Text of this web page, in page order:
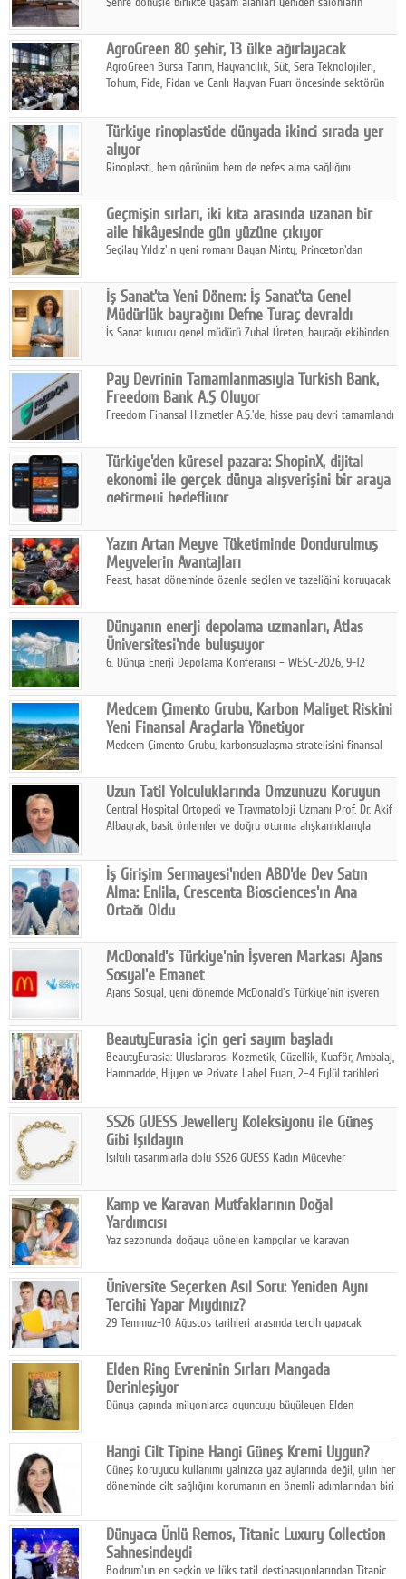
sonbaharın tasarım kodlarını açıklıyor.
AgroGreen 80 şehir, 13 ülke ağırlayacak
AgroGreen Bursa Tarım, Hayvancılık, Süt, Sera Teknolojileri,
Tohum, Fide, Fidan ve Canlı Hayvan Fuarı öncesinde sektörün
Türkiye rinoplastide dünyada ikinci sırada yer
alıyor
Rinoplasti, hem görünüm hem de nefes alma sağlığını
biri konumunda.
Geçmişin sırları, iki kıta arasında uzanan bir
aile hikâyesinde gün yüzüne çıkıyor
Seçilay Yıldız'ın yeni romanı Bayan Minty, Princeton'dan
katmanlı bir aile hikâyesi anlatıyor.
İş Sanat'ta Yeni Dönem: İş Sanat'ta Genel
Müdürlük bayrağını Defne Turaç devraldı
İş Sanat kurucu genel müdürü Zuhal Üreten, bayrağı ekibinden
Pay Devrinin Tamamlanmasıyla Turkish Bank,
Freedom Bank A.Ş Oluyor
Freedom Finansal Hizmetler A.Ş.'de, hisse pay devri tamamlandı
Turkish Bank'ın ticaret unvanının “Freedom Bank A.Ş.” olmasına
karar verildi.
Türkiye'den küresel pazara: ShopinX, dijital
ekonomi ile gerçek dünya alışverişini bir araya
getirmeyi hedefliyor
ekonomi ile gerçek dünya alışveriş deneyimi arasında köprü
kurmayı hedefleyen vizyonuyla uluslararası pazarlara açılıyor.
Yazın Artan Meyve Tüketiminde Dondurulmuş
Meyvelerin Avantajları
Feast, hasat döneminde özenle seçilen ve tazeliğini koruyacak
pratik, güvenilir ve lezzetli bir alternatif sunuyor.
Dünyanın enerji depolama uzmanları, Atlas
Üniversitesi'nde buluşuyor
6. Dünya Enerji Depolama Konferansı – WESC-2026, 9-12
sahipliğinde gerçekleştirilecek.
Medcem Çimento Grubu, Karbon Maliyet Riskini
Yeni Finansal Araçlarla Yönetiyor
Medcem Çimento Grubu, karbonsuzlaşma stratejisini finansal
Uzun Tatil Yolculuklarında Omzunuzu Koruyun
Central Hospital Ortopedi ve Travmatoloji Uzmanı Prof. Dr. Akif
Albayrak, basit önlemler ve doğru oturma alışkanlıklarıyla
İş Girişim Sermayesi'nden ABD'de Dev Satın
Alma: Enlila, Crescenta Biosciences'ın Ana
Ortağı Oldu
stratejisini uluslararası ölçeğe taşıyan satın alma hamlesini
tamamladı.
McDonald's Türkiye'nin İşveren Markası Ajans
Sosyal'e Emanet
Ajans Sosyal, yeni dönemde McDonald's Türkiye'nin işveren
BeautyEurasia için geri sayım başladı
BeautyEurasia: Uluslararası Kozmetik, Güzellik, Kuaför, Ambalaj,
Hammadde, Hijyen ve Private Label Fuarı, 2–4 Eylül tarihleri
SS26 GUESS Jewellery Koleksiyonu ile Güneş
Gibi Işıldayın
Işıltılı tasarımlarla dolu SS26 GUESS Kadın Mücevher
dokunuşunu taşıyor.
Kamp ve Karavan Mutfaklarının Doğal
Yardımcısı
Yaz sezonunda doğaya yönelen kampçılar ve karavan
temizlik sağlayan, çevreye duyarlı bitkisel içerikli ürünleri tercih
ediyor.
Üniversite Seçerken Asıl Soru: Yeniden Aynı
Tercihi Yapar Mıydınız?
29 Temmuz-10 Ağustos tarihleri arasında tercih yapacak
Elden Ring Evreninin Sırları Mangada
Derinleşiyor
Dünya çapında milyonlarca oyuncuyu büyüleyen Elden
aksiyonu ve karanlık fantastik atmosferi bir araya getirmeyi
sürdürüyor.
Hangi Cilt Tipine Hangi Güneş Kremi Uygun?
Güneş koruyucu kullanımı yalnızca yaz aylarında değil, yılın her
döneminde cilt sağlığını korumanın en önemli adımlarından biri
Dünyaca Ünlü Remos, Titanic Luxury Collection
Sahnesindeydi
Bodrum'un en seçkin ve lüks tatil destinasyonlarından Titanic